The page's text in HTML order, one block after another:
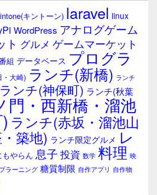
キントーン) laravel linux
WordPress アナログゲーム
ト グルメ ゲームマーケット
組 データベース プログラ
・大崎) ランチ(新橋) ランチ
ランチ(神保町) ランチ(秋葉
門・西新橋・溜池
ランチ(赤坂・溜池山
築地) ランチ限定グルメ レ
やらん 息子 投資 数学 料理 映
ラーニング 糖質制限 自作アプリ 自作物